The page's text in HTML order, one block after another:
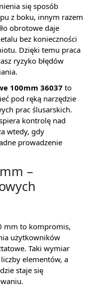
się sposób
z boku, innym razem
obrotowe daje
bez konieczności
Dzięki temu praca
ryzyko błędów
100mm 36037 to
pod ręką narzędzie
prac ślusarskich.
kontrolę nad
wtedy, gdy
prowadzenie
–
mm to kompromis,
użytkowników
Taki wymiar
elementów, a
staje się